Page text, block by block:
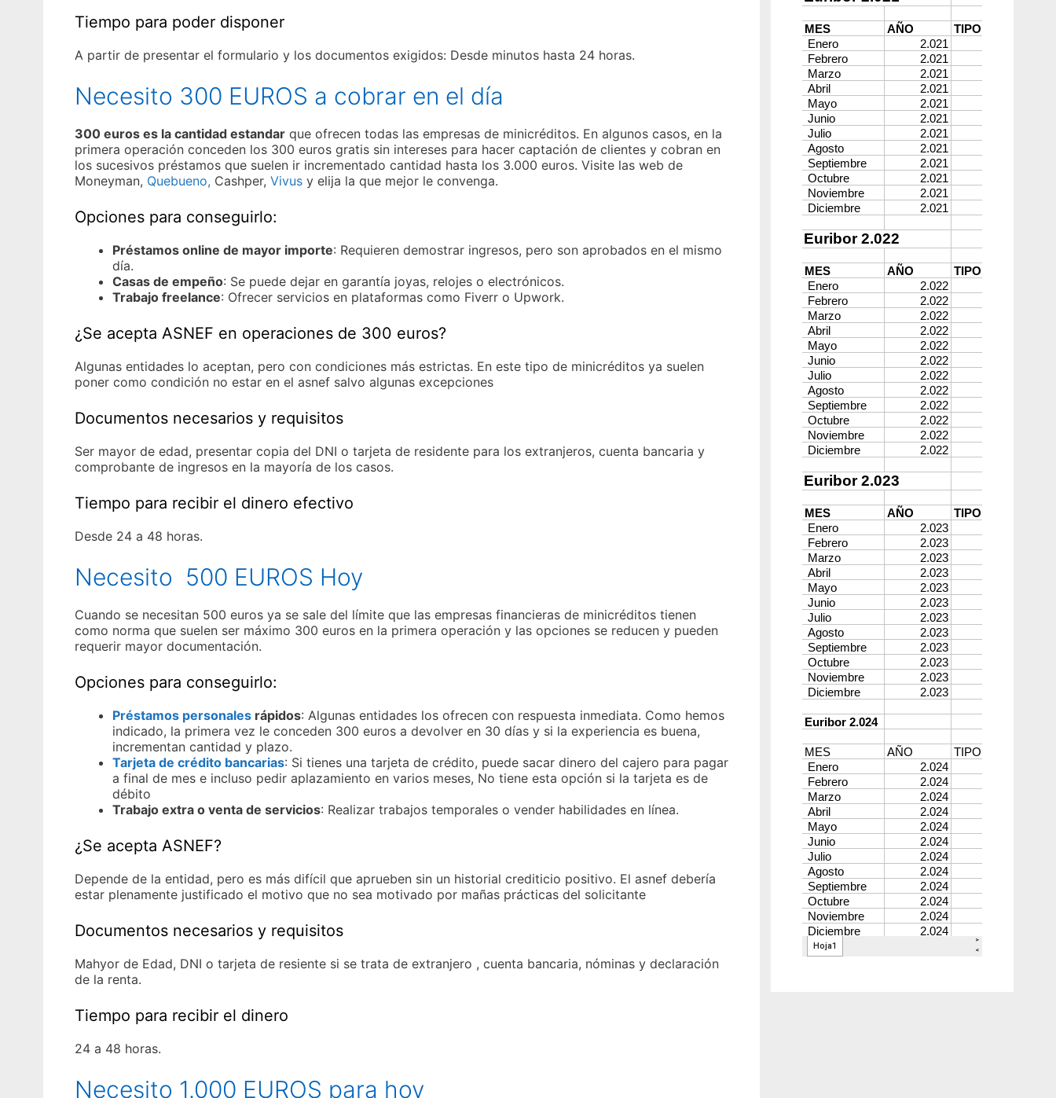
Tiempo para poder disponer
A partir de presentar el formulario y los documentos exigidos: Desde minutos hasta 24 horas.
Necesito 300 EUROS a cobrar en el día
300 euros es la cantidad estandarque ofrecen todas las empresas de minicréditos. En algunos casos, en la
primera operación conceden los 300 euros gratis sin intereses para hacer captación de clientes y cobran en
los sucesivos préstamos que suelen ir incrementado cantidad hasta los 3.000 euros. Visite las web de
Moneyman, Quebueno, Cashper, Vivusy elija la que mejor le convenga.
Opciones para conseguirlo:
Préstamos online de mayor importe: Requieren demostrar ingresos, pero son aprobados en el mismo
día.
Casas de empeño: Se puede dejar en garantía joyas, relojes o electrónicos.
Trabajo freelance: Ofrecer servicios en plataformas como Fiverr o Upwork.
¿Se acepta ASNEF en operaciones de 300 euros?
Algunas entidades lo aceptan, pero con condiciones más estrictas. En este tipo de minicréditos ya suelen
poner como condición no estar en el asnef salvo algunas excepciones
Documentos necesarios y requisitos
Ser mayor de edad, presentar copia del DNI o tarjeta de residente para los extranjeros, cuenta bancaria y
comprobante de ingresos en la mayoría de los casos.
Tiempo para recibir el dinero efectivo
Desde 24 a 48 horas.
Necesito 500 EUROS Hoy
Cuando se necesitan 500 euros ya se sale del límite que las empresas financieras de minicréditos tienen
como norma que suelen ser máximo 300 euros en la primera operación y las opciones se reducen y pueden
requerir mayor documentación.
Opciones para conseguirlo:
Préstamos personalesrápidos: Algunas entidades los ofrecen con respuesta inmediata. Como hemos
indicado, la primera vez le conceden 300 euros a devolver en 30 días y si la experiencia es buena,
incrementan cantidad y plazo.
Tarjeta de crédito bancarias: Si tienes una tarjeta de crédito, puede sacar dinero del cajero para pagar
a final de mes e incluso pedir aplazamiento en varios meses, No tiene esta opción si la tarjeta es de
débito
Trabajo extra o venta de servicios: Realizar trabajos temporales o vender habilidades en línea.
¿Se acepta ASNEF?
Depende de la entidad, pero es más difícil que aprueben sin un historial crediticio positivo. El asnef debería
estar plenamente justificado el motivo que no sea motivado por mañas prácticas del solicitante
Documentos necesarios y requisitos
Mahyor de Edad, DNI o tarjeta de resiente si se trata de extranjero , cuenta bancaria, nóminas y declaración
de la renta.
Tiempo para recibir el dinero
24 a 48 horas.
Necesito 1.000 EUROS para hoy